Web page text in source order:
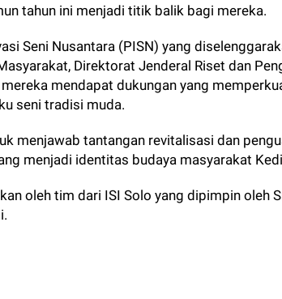
tahun ini menjadi titik balik bagi mereka.
Seni Nusantara (PISN) yang
Direktorat Jenderal Riset dan
mereka mendapat dukungan yang
seni tradisi muda.
menjawab tantangan revitalisasi dan
menjadi identitas budaya masyarakat
oleh tim dari ISI Solo yang dipimpin oleh